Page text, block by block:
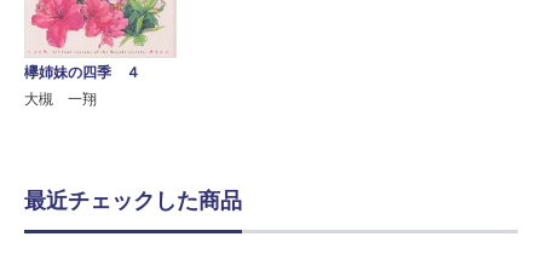
欅姉妹の四季 ４
大槻 一翔
最近チェックした商品